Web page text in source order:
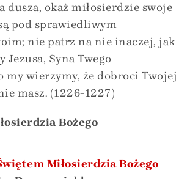
dusza, okaż miłosierdzie swoje
pod sprawiedliwym
nie patrz na nie inaczej, jak
Syna Twego
my wierzymy, że dobroci Twojej
masz. (1226-1227)
Bożego
Miłosierdzia Bożego